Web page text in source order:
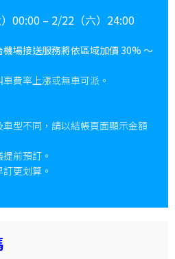
00:00 – 2/22（六）24:00
機場接送服務將依區域加價 30% ～
費率上漲或無車可派。
車型不同，請以結帳頁面顯示金額
前預訂。
更划算。